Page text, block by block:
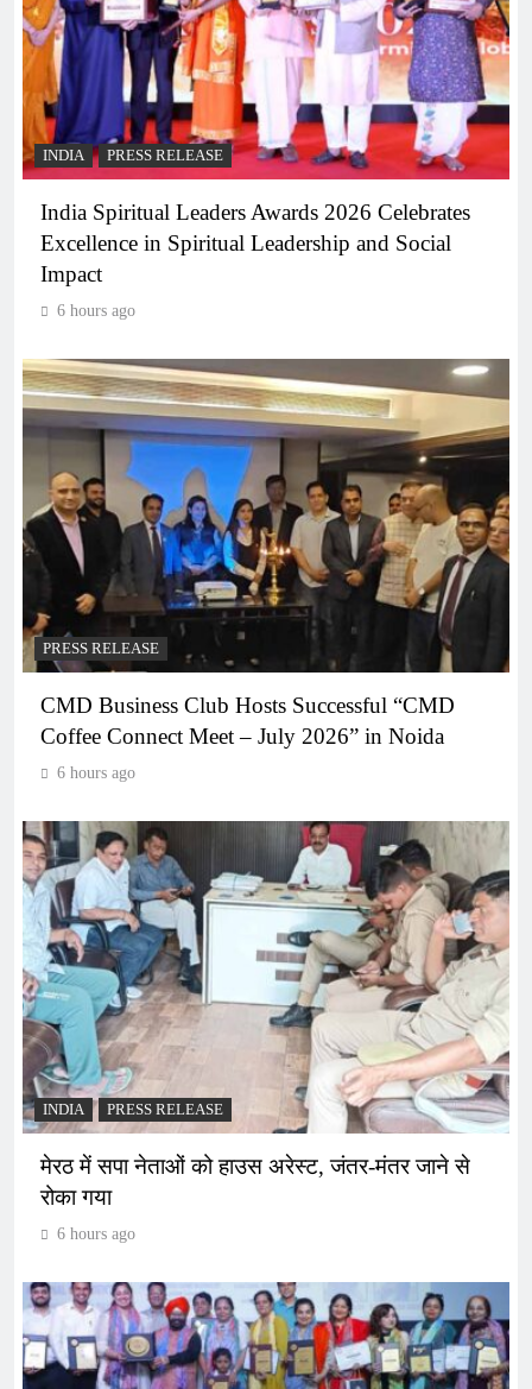
INDIA PRESS RELEASE
India Spiritual Leaders Awards 2026 Celebrates
Excellence in Spiritual Leadership and Social
Impact
6 hours ago
PRESS RELEASE
CMD Business Club Hosts Successful “CMD
Coffee Connect Meet – July 2026” in Noida
6 hours ago
INDIA PRESS RELEASE
मेरठ में सपा नेताओं को हाउस अरेस्ट, जंतर-मंतर जाने से
रोका गया
6 hours ago